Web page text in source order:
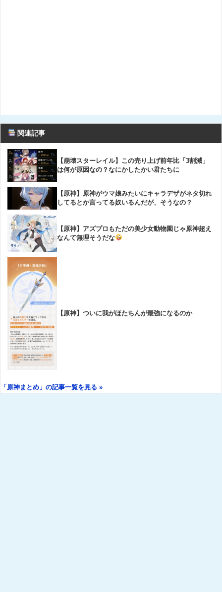
関連記事
【崩壊スターレイル】この売り上げ前年比「3割減」
は何が原因なの？なにかしたかい君たちに
【原神】原神がウマ娘みたいにキャラデザがネタ切れ
してるとか言ってる奴いるんだが、そうなの？
【原神】アズプロもただの美少女動物園じゃ原神超え
なんて無理そうだな
【原神】ついに我がほたちんが最強になるのか
「原神まとめ」の記事一覧を見る »